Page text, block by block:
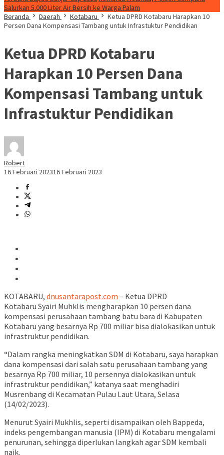
Salurkan 5.000 Liter Air Bersih ke Warga Palam
Beranda
Daerah Kotabaru
Ketua DPRD Kotabaru Harapkan 10
Persen Dana Kompensasi Tambang untuk Infrastuktur Pendidikan
Ketua DPRD Kotabaru
Harapkan 10 Persen Dana
Kompensasi Tambang untuk
Infrastuktur Pendidikan
Robert
16 Februari 202316 Februari 2023
KOTABARU, dnusantarapost.com – Ketua DPRD
Kotabaru Syairi Muhklis mengharapkan 10 persen dana
kompensasi perusahaan tambang batu bara di Kabupaten
Kotabaru yang besarnya Rp 700 miliar bisa dialokasikan untuk
infrastruktur pendidikan.
“Dalam rangka meningkatkan SDM di Kotabaru, saya harapkan
dana kompensasi dari salah satu perusahaan tambang yang
besarnya Rp 700 miliar, 10 persennya dialokasikan untuk
infrastruktur pendidikan,” katanya saat menghadiri
Musrenbang di Kecamatan Pulau Laut Utara, Selasa
(14/02/2023).
Menurut Syairi Mukhlis, seperti disampaikan oleh Bappeda,
indeks pengembangan manusia (IPM) di Kotabaru mengalami
penurunan, sehingga diperlukan langkah agar SDM kembali
naik.